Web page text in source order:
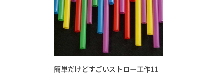
簡単だけどすごいストロー工作11